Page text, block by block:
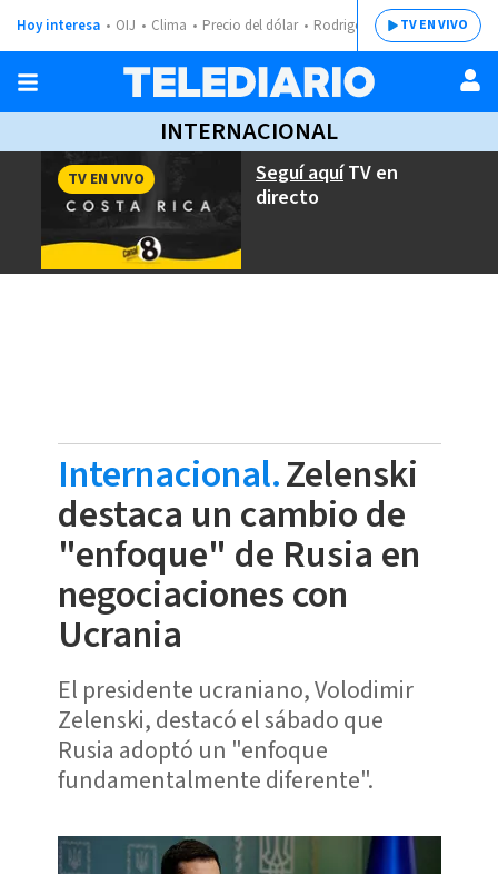
Hoy interesa OIJ Clima Precio del dólar Rodrigo ChavesTV EN VIVO
INTERNACIONAL
Seguí aquíTV en
directo
TV EN VIVO
Internacional.Zelenski
destaca un cambio de
"enfoque" de Rusia en
negociaciones con
Ucrania
El presidente ucraniano, Volodimir
Zelenski, destacó el sábado que
Rusia adoptó un "enfoque
fundamentalmente diferente".